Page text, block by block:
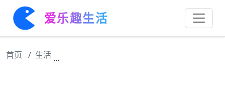
爱乐趣生活
首页 生活